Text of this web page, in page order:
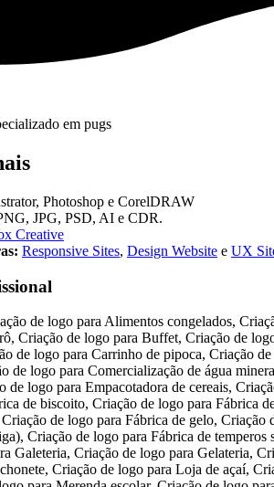
Photoshop e CorelDRAW
JPG, PSD, AI e CDR.
Creative
Responsive Sites, Design Website e UX
marmita, Criação de logo para Frutas desidratadas, Criação de logo para Galeteria, Criação de logo para Gelateria, Criação de logo para Hamburgueria, Criação de logo para Jantar em domicílio, Criação de logo para Lanches nutritivos de impacto social, Criação de logo para Lanchonete, Criação de logo para Loja de açaí, Criação de logo para Loja de alimentos funcionais, Criação de logo para Loja de produtos naturais, Criação de logo para Loja de sanduíches naturais, Criação de logo para Merenda escolar, Criação de logo para Microcervejaria, Criação de logo para Padaria, Criação de logo para Pamonharia, Criação de logo para Pastelaria, Criação de logo para Personalização de bolos e doces, Criação de logo para Pizzaria, Criação de logo para Restaurante de caldos e saladas, Criação de logo para Restaurante havaiano – Poke, Criação de logo para Restaurante Self-Service, Criação de logo para Restaurante vegetariano, Criação de logo para Serviço de garçom, Criação de logo para Sorveteria, Criação de logo para Temakeria – Sushi em cone de alga, Criação de logo para Barbearia, Criação de logo para Centro de Estética, Criação de logo para Empresa de serviço de depilação, Criação de logo para Esmalteria, Criação de logo para Fabricação de sabonetes glicerinados, Criação de logo para Salão de beleza, Criação de logo para Agência de design multimídia, Criação de logo para Agência de empregos, Criação de logo para Agência de Marketing Cultural, Criação de logo para Agência de Marketing Digital, Criação de logo para Agência de publicidade, Criação de logo para Agência de storyboard, Criação de logo para Animação de festa infantil, Criação de logo para Artistas plásticos e visuais, Criação de logo para Assessoria e gestão cultural, Criação de logo para Boliche, Criação de logo para Brinquedoteca, Criação de logo para Call-center, Criação de logo para Casa de festas infantis, Criação de logo para Casa de shows e espetáculos, Criação de logo para Casa lotérica, Criação de logo para Cerimonial, Criação de logo para Cinema, Criação de logo para Curso de idiomas, Criação de logo para Cursos de